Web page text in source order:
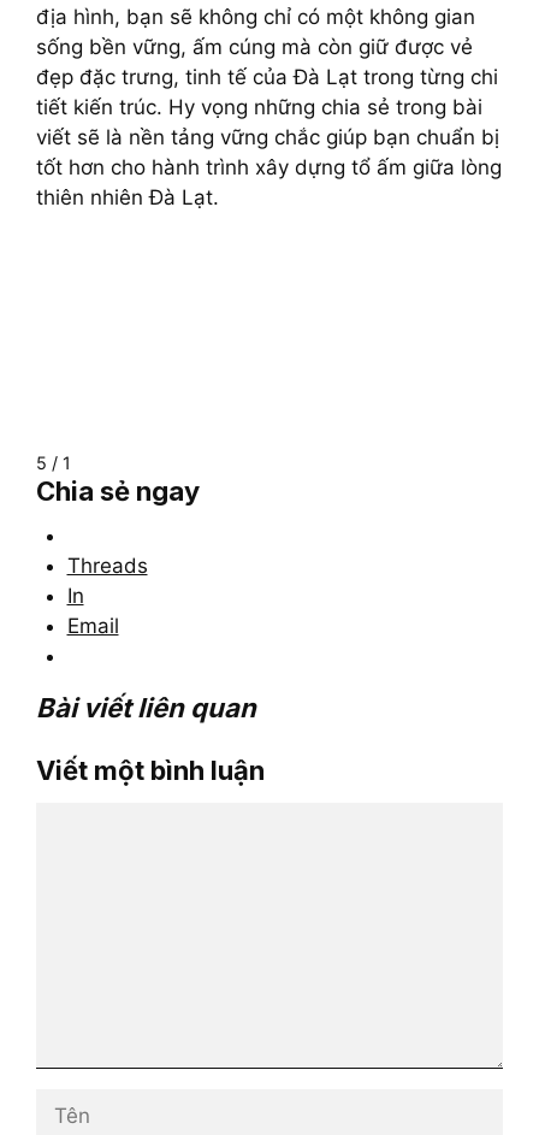
địa hình, bạn sẽ không chỉ có một không gian
sống bền vững, ấm cúng mà còn giữ được vẻ
đẹp đặc trưng, tinh tế của Đà Lạt trong từng chi
tiết kiến trúc. Hy vọng những chia sẻ trong bài
viết sẽ là nền tảng vững chắc giúp bạn chuẩn bị
tốt hơn cho hành trình xây dựng tổ ấm giữa lòng
thiên nhiên Đà Lạt.
5 / 1
Chia sẻ ngay
Threads
In
Email
Bài viết liên quan
Viết một bình luận
Tên